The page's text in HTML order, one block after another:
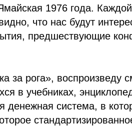
1976 года.
что нас будут
предшествующие
за рога», воспроизведу
в учебниках,
денежная система, в